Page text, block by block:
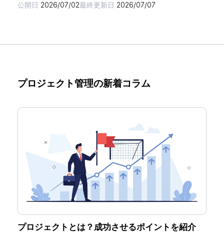
公開日 2026/07/02最終更新日 2026/07/07
プロジェクト管理の新着コラム
プロジェクトとは？成功させるポイントを紹介